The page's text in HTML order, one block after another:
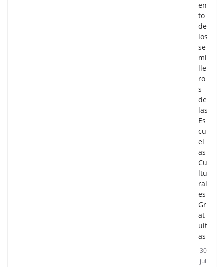
en
to
de
los
se
mi
lle
ro
s
de
las
Es
cu
el
as
Cu
ltu
ral
es
Gr
at
uit
as
30
juli